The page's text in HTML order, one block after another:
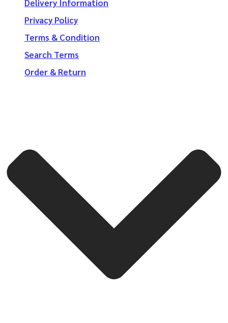
Delivery Information
Privacy Policy
Terms & Condition
Search Terms
Order & Return